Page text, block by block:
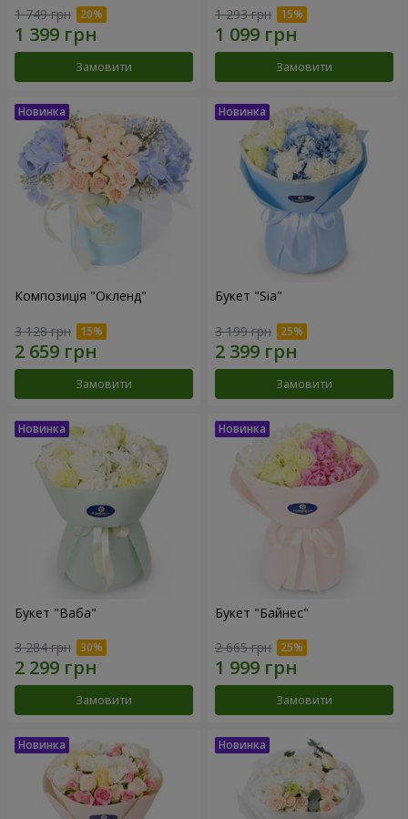
1 749 грн
Замовити
1 293 грн
Замовити
Композиція "Окленд"
3 128 грн
Замовити
Букет "Sia"
3 199 грн
Замовити
Букет "Ваба"
3 284 грн
Замовити
Букет "Байнес"
2 665 грн
Замовити